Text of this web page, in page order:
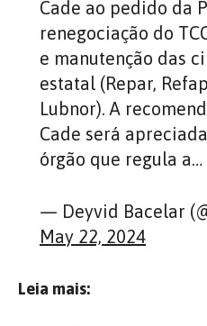
Cade ao pedido da
renegociação do
e manutenção das
estatal (Repar,
Lubnor). A
Cade será
órgão que regula a…
— Deyvid Bacelar
May 22, 2024
Leia mais: